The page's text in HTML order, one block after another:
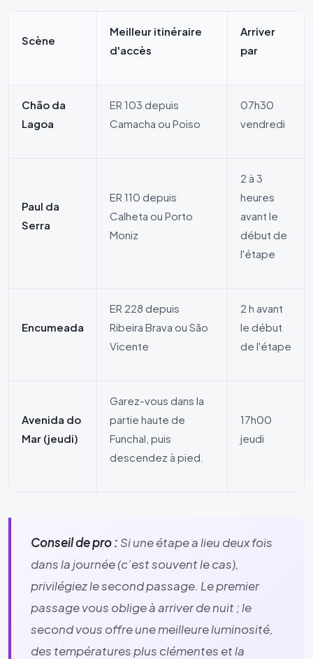
Scène
Meilleur itinéraire
d'accès
Arriver
par
Chão da
Lagoa
ER 103 depuis
Camacha ou Poiso
07h30
vendredi
Paul da
Serra
ER 110 depuis
Calheta ou Porto
Moniz
2 à 3
heures
avant le
début de
l'étape
Encumeada
ER 228 depuis
Ribeira Brava ou São
Vicente
2 h avant
le début
de l'étape
Avenida do
Mar (jeudi)
Garez-vous dans la
partie haute de
Funchal, puis
descendez à pied.
17h00
jeudi
Conseil de pro : Si une étape a lieu deux fois
dans la journée (c’est souvent le cas),
privilégiez le second passage. Le premier
passage vous oblige à arriver de nuit ; le
second vous offre une meilleure luminosité,
des températures plus clémentes et la